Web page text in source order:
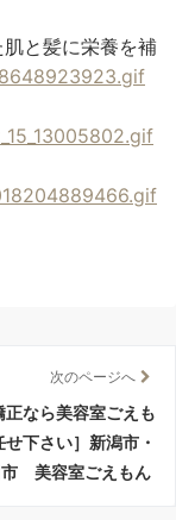
と髪に栄養を補
次のページへ
正なら美容室ごえも
せ下さい］新潟市・
市 美容室ごえもん